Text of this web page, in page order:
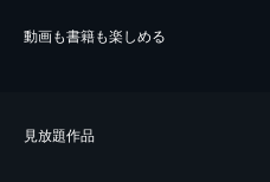
動画も書籍も楽しめる
⾒放題作品